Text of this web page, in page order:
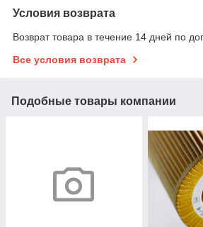
Условия возврата
Возврат товара в течение 14 дней по
Все условия возврата
Подобные товары компании